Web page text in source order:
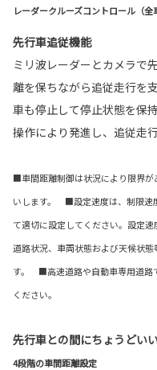
レーダークルーズコントロール（全
先行車追従機能
ミリ波レーダーとカメラで
離を保ちながら追従走行を
車も停止して停止状態を保
操作により発進し、追従走
■車間距離制御は状況により限界が
いします。 ■設定速度は、制限速
て適切に設定してください。設定
道路状況、車両状態および天候状
す。 ■高速道路や自動車専用道路
ください。
先行車との間にちょうどい
4段階の車間距離設定